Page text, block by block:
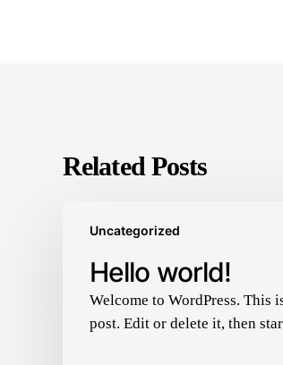
Related Posts
Uncategorized
Hello world!
Welcome to WordPress. This
post. Edit or delete it, then